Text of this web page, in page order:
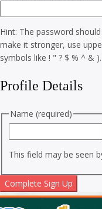
Hint: The password
make it stronger, use
symbols like ! " ? $ % ^ & ).
Profile Details
Name (required)
This field may be seen